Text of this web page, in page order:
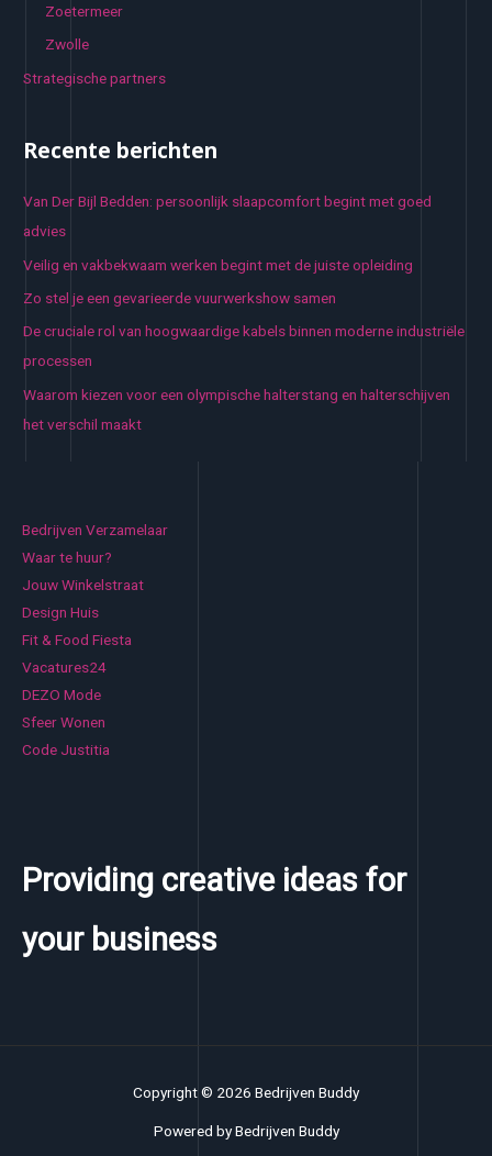
Zoetermeer
Zwolle
Strategische partners
Recente berichten
Van Der Bijl Bedden: persoonlijk slaapcomfort begint met goed
advies
Veilig en vakbekwaam werken begint met de juiste opleiding
Zo stel je een gevarieerde vuurwerkshow samen
De cruciale rol van hoogwaardige kabels binnen moderne industriële
processen
Waarom kiezen voor een olympische halterstang en halterschijven
het verschil maakt
Bedrijven Verzamelaar
Waar te huur?
Jouw Winkelstraat
Design Huis
Fit & Food Fiesta
Vacatures24
DEZO Mode
Sfeer Wonen
Code Justitia
Providing creative ideas for
your business
Copyright © 2026 Bedrijven Buddy
Powered by Bedrijven Buddy